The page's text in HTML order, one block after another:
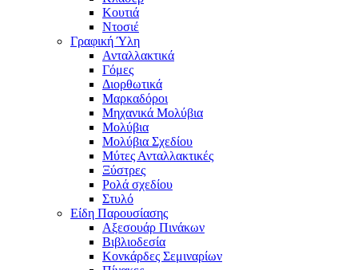
Κουτιά
Ντοσιέ
Γραφική Ύλη
Ανταλλακτικά
Γόμες
Διορθωτικά
Μαρκαδόροι
Μηχανικά Μολύβια
Μολύβια
Μολύβια Σχεδίου
Μύτες Ανταλλακτικές
Ξύστρες
Ρολά σχεδίου
Στυλό
Είδη Παρουσίασης
Αξεσουάρ Πινάκων
Βιβλιοδεσία
Κονκάρδες Σεμιναρίων